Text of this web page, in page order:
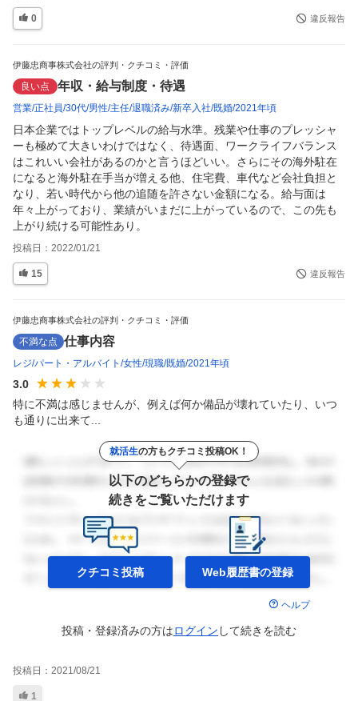
0 違反報告
伊藤忠商事株式会社の評判・クチコミ・評価
良い点 年収・給与制度・待遇
営業 正社員 30代 男性 主任 退職済み 新卒入社 既婚 2021年頃
日本企業ではトップレベルの給与水準。残業や仕事のプレッシャ
ーも極めて大きいわけではなく、待遇面、ワークライフバランス
はこれいい会社があるのかと言うほどいい。さらにその海外駐在
になると海外駐在手当が増える他、住宅費、車代など会社負担と
なり、若い時代から他の追随を許さない金額になる。給与面は
年々上がっており、業績がいまだに上がっているので、この先も
上がり続ける可能性あり。
投稿日： 2022/01/21
15 違反報告
伊藤忠商事株式会社の評判・クチコミ・評価
不満な点 仕事内容
レジ パート・アルバイト 女性 現職 既婚 2021年頃
3.0
特に不満は感じませんが、例えば何か備品が壊れていたり、いつ
も通りに出来て...
就活生の方もクチコミ投稿OK！
以下のどちらかの登録で
続きをご覧いただけます
クチコミ投稿 Web履歴書の登録
ヘルプ
投稿・登録済みの方はログイン して続きを読む
投稿日： 2021/08/21
1